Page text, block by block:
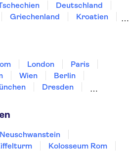
Deutschland
Griechenland
Kroatien
London
Paris
Wien
Berlin
Dresden
Kolosseum Rom